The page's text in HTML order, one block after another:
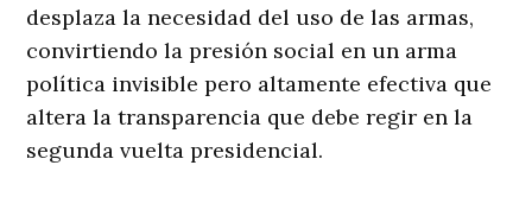
desplaza la necesidad del uso de las armas,
convirtiendo la presión social en un arma
política invisible pero altamente efectiva que
altera la transparencia que debe regir en la
segunda vuelta presidencial.